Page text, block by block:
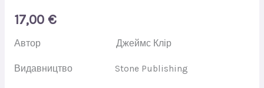
17,00 €
Автор Джеймс Клір
Видавництво Stone Publishing